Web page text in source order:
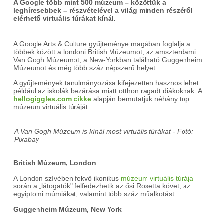
A Google több mint 500 múzeum – közöttük a
leghíresebbek – részvételével a világ minden részéről
elérhető virtuális túrákat kínál.
A Google Arts & Culture gyűjteménye magában foglalja a
többek között a londoni British Múzeumot, az amszterdami
Van Gogh Múzeumot, a New-Yorkban található Guggenheim
Múzeumot és még több száz népszerű helyet.
A gyűjtemények tanulmányozása kifejezetten hasznos lehet
például az iskolák bezárása miatt otthon ragadt diákoknak. A
hellogiggles.com cikke alapján bemutatjuk néhány top
múzeum virtuális túráját.
A Van Gogh Múzeum is kínál most virtuális túrákat - Fotó:
Pixabay
British Múzeum, London
A London szívében fekvő ikonikus múzeum virtuális túrája
során a „látogatók" felfedezhetik az ősi Rosetta követ, az
egyiptomi múmiákat, valamint több száz műalkotást.
Guggenheim Múzeum, New York